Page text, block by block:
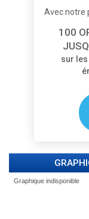
Avec notre
100
sur les